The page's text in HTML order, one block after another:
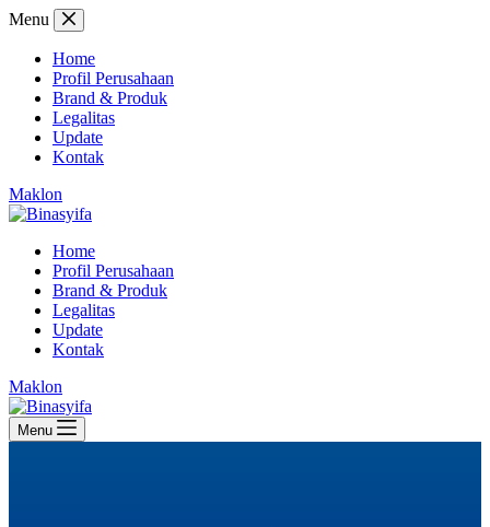
Skip
content
Menu
Home
Profil Perusahaan
Brand & Produk
Legalitas
Update
Kontak
Maklon
Home
Profil Perusahaan
Brand & Produk
Legalitas
Update
Kontak
Maklon
Menu